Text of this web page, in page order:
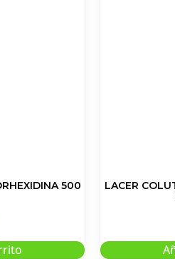
500
LACER